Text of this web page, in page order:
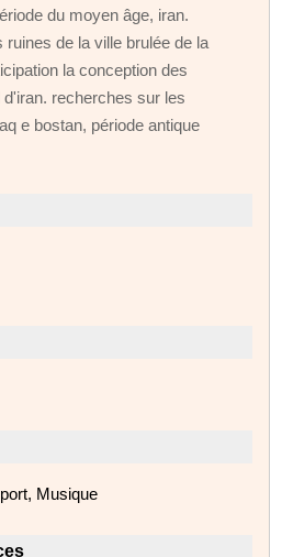
du moyen âge, iran.
de la ville brulée de la
la conception des
recherches sur les
e bostan, période antique
Musique